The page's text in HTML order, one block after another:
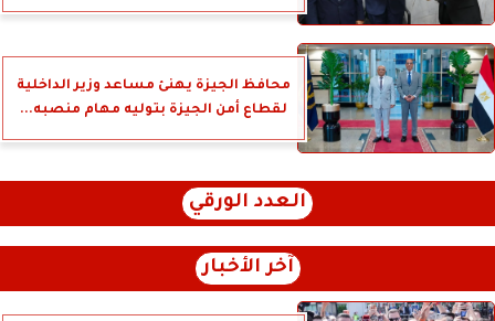
محافظ الجيزة يهنئ مساعد وزير الداخلية
لقطاع أمن الجيزة بتوليه مهام منصبه...
العدد الورقي
آخر الأخبار